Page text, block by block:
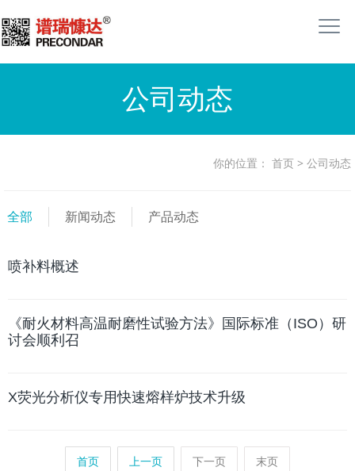
公司动态
你的位置： 首页 > 公司动态
全部 新闻动态 产品动态
喷补料概述
《耐火材料高温耐磨性试验方法》国际标准（ISO）研
讨会顺利召
X荧光分析仪专用快速熔样炉技术升级
首页 上一页 下一页 末页